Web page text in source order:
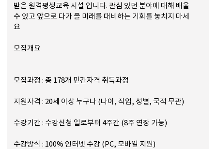
받은 원격평생교육 시설 입니다. 관심 있던 분야에 대해 배울
수 있고 앞으로 다가 올 미래를 대비하는 기회를 놓치지 마세
요
모집개요
모집과정 : 총 178개 민간자격 취득과정
지원자격 : 20세 이상 누구나 (나이, 직업, 성별, 국적 무관)
수강기간 : 수강신청 일로부터 4주간 (8주 연장 가능)
수강방식 : 100% 인터넷 수강 (PC, 모바일 지원)